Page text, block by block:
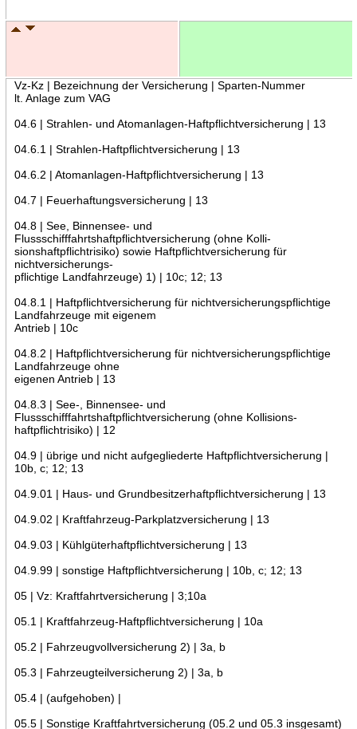
Vz-Kz | Bezeichnung der Versicherung | Sparten-Nummer
lt. Anlage zum VAG
04.6 | Strahlen- und Atomanlagen-Haftpflichtversicherung | 13
04.6.1 | Strahlen-Haftpflichtversicherung | 13
04.6.2 | Atomanlagen-Haftpflichtversicherung | 13
04.7 | Feuerhaftungsversicherung | 13
04.8 | See, Binnensee- und
Flussschifffahrtshaftpflichtversicherung (ohne Kolli-
sionshaftpflichtrisiko) sowie Haftpflichtversicherung für
nichtversicherungs-
pflichtige Landfahrzeuge) 1) | 10c; 12; 13
04.8.1 | Haftpflichtversicherung für nichtversicherungspflichtige
Landfahrzeuge mit eigenem
Antrieb | 10c
04.8.2 | Haftpflichtversicherung für nichtversicherungspflichtige
Landfahrzeuge ohne
eigenen Antrieb | 13
04.8.3 | See-, Binnensee- und
Flussschifffahrtshaftpflichtversicherung (ohne Kollisions-
haftpflichtrisiko) | 12
04.9 | übrige und nicht aufgegliederte Haftpflichtversicherung |
10b, c; 12; 13
04.9.01 | Haus- und Grundbesitzerhaftpflichtversicherung | 13
04.9.02 | Kraftfahrzeug-Parkplatzversicherung | 13
04.9.03 | Kühlgüterhaftpflichtversicherung | 13
04.9.99 | sonstige Haftpflichtversicherung | 10b, c; 12; 13
05 | Vz: Kraftfahrtversicherung | 3;10a
05.1 | Kraftfahrzeug-Haftpflichtversicherung | 10a
05.2 | Fahrzeugvollversicherung 2) | 3a, b
05.3 | Fahrzeugteilversicherung 2) | 3a, b
05.4 | (aufgehoben) |
05.5 | Sonstige Kraftfahrtversicherung (05.2 und 05.3 insgesamt)